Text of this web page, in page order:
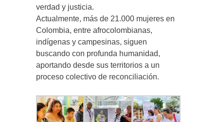
verdad y justicia.
Actualmente, más de 21.000 mujeres en
Colombia, entre afrocolombianas,
indígenas y campesinas, siguen
buscando con profunda humanidad,
aportando desde sus territorios a un
proceso colectivo de reconciliación.